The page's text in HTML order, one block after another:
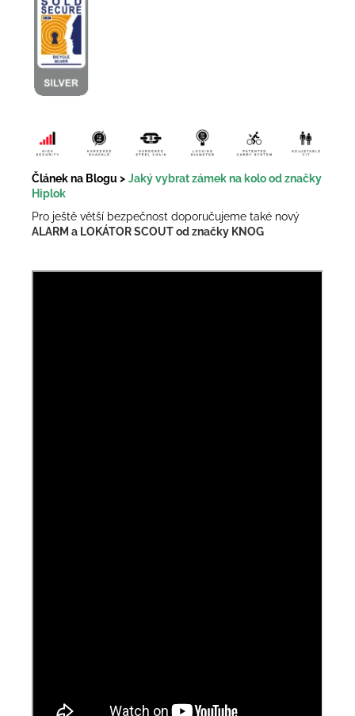
Článek na Blogu > Jaký vybrat zámek na kolo od značky
Hiplok
Pro ještě větší bezpečnost doporučujeme také nový
ALARM a LOKÁTOR SCOUT od značky KNOG